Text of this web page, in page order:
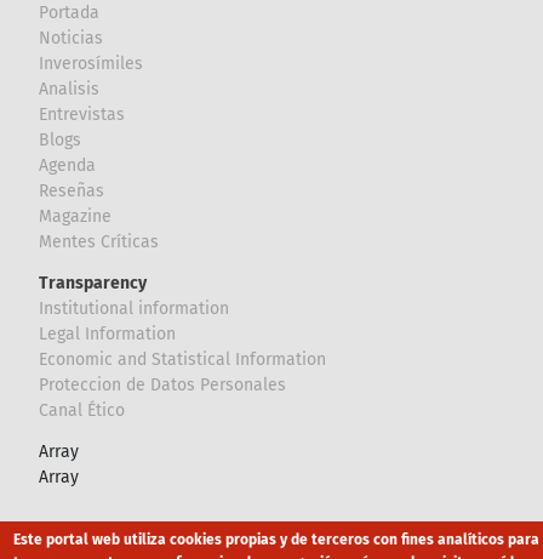
Portada
Noticias
Inverosímiles
Analisis
Entrevistas
Blogs
Agenda
Reseñas
Magazine
Mentes Críticas
Transparency
Institutional information
Legal Information
Economic and Statistical Information
Proteccion de Datos Personales
Canal Ético
Array
Array
Footer Canal Ético eduroam Mapa Web
Este portal web utiliza cookies propias y de terceros con fines analíticos para